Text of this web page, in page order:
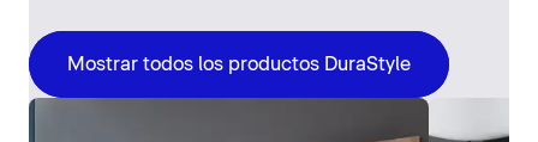
Mostrar todos los productos DuraStyle